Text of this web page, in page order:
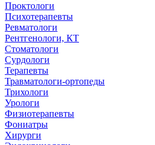
Проктологи
Психотерапевты
Ревматологи
Рентгенологи, КТ
Стоматологи
Сурдологи
Терапевты
Травматологи-ортопеды
Трихологи
Урологи
Физиотерапевты
Фониатры
Хирурги